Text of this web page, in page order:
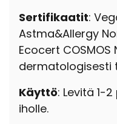
Sertifikaatit:
Astma&Allergy
Ecocert COSMOS
dermatologisesti
Käyttö: Levitä 1-
iholle.